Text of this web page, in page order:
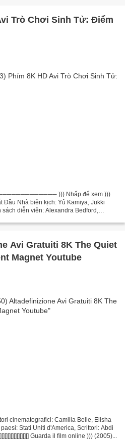
Trò Chơi Sinh Tử: Điểm
))) Nhấp để xem )))
Đầu Nhà biên kịch: Yû Kamiya, Jukki
diễn viên: Alexandra Bedford,
Avi Gratuiti 8K The Quiet
Magnet Youtube
cinematografici: Camilla Belle, Elisha
Stati Uniti d'America, Scrittori: Abdi
Guarda il film online ))) (2005)...